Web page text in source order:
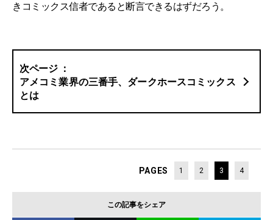
きコミックス信者であると断言できるはずだろう。
アメコミ業界の三番手、ダークホースコミックス
とは
PAGES 1 2 3 4
この記事をシェア